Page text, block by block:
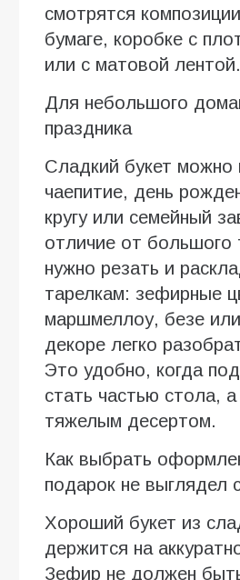
смотрятся
бумаге, коробке с
или с матовой лентой.
Для небольшого
праздника
Сладкий букет можно
чаепитие, день
кругу или семейный
отличие от большого
нужно резать и
тарелкам: зефирные
маршмеллоу, безе
декоре легко
Это удобно, когда
стать частью стола,
тяжелым десертом.
Как выбрать
подарок не выглядел
Хороший букет из
держится на
Зефир не должен